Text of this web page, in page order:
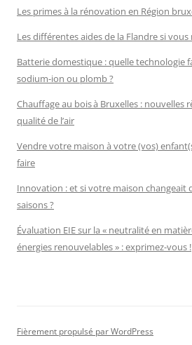
Les primes à la rénovation en Région
Les différentes aides de la Flandre si vous
Batterie domestique : quelle technologie
sodium-ion ou plomb ?
Chauffage au bois à Bruxelles : nouvelles
qualité de l’air
Vendre votre maison à votre (vos)
faire
Innovation : et si votre maison changeait
saisons ?
Évaluation EIE sur la « neutralité en
énergies renouvelables » : exprimez-vous !
Fièrement propulsé par WordPress